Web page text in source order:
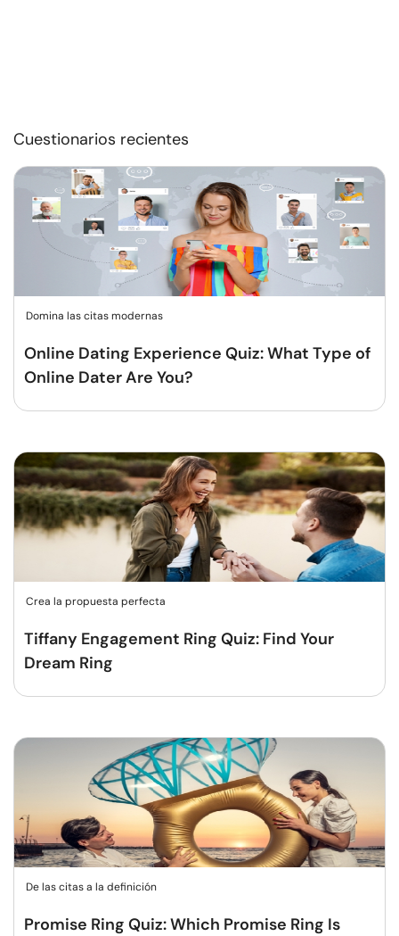
Cuestionarios recientes
Domina las citas modernas
Online Dating Experience Quiz: What Type of
Online Dater Are You?
Crea la propuesta perfecta
Tiffany Engagement Ring Quiz: Find Your
Dream Ring
De las citas a la definición
Promise Ring Quiz: Which Promise Ring Is